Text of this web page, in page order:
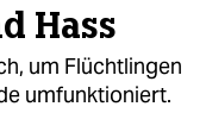
Hass
um Flüchtlingen
umfunktioniert.